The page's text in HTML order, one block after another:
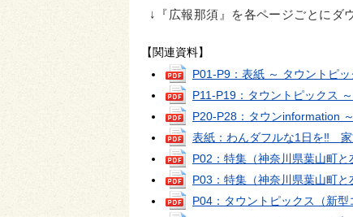
↓『広報那須』を各ページごとにダ
【関連資料】
P01-P9：表紙 ～ タウントピッ
P11‐P19：タウントピックス
P20‐P28：タウンinformation
表紙：わんダフルな1日を‼
P02：特集（神奈川県葉山町と
P03：特集（神奈川県葉山町と
P04：タウントピックス（新型